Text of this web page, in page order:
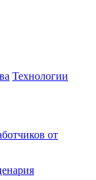
Технологии
от